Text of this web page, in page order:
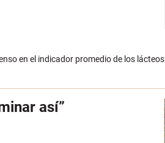
en el indicador promedio de los lácteos
así”